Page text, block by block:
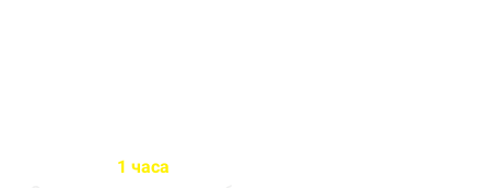
1 часа